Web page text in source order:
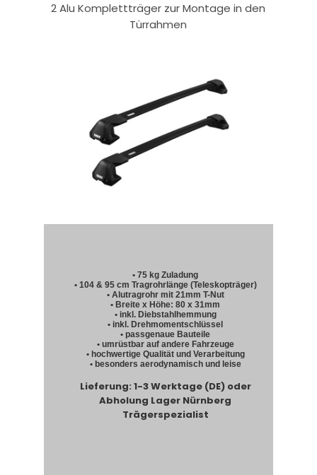
2 Alu Komplettträger zur Montage in den
Türrahmen
• 75 kg Zuladung
• 104 & 95 cm Tragrohrlänge (Teleskopträger)
• Alutragrohr mit 21mm T-Nut
• Breite x Höhe: 80 x 31mm
• inkl. Diebstahlhemmung
• inkl. Drehmomentschlüssel
• passgenaue Bauteile
• umrüstbar auf andere Fahrzeuge
• hochwertige Qualität und Verarbeitung
• besonders aerodynamisch und leise
Lieferung: 1-3 Werktage (DE) oder
Abholung Lager Nürnberg
Trägerspezialist